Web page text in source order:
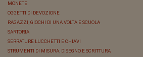
MONETE
OGGETTI DI DEVOZIONE
RAGAZZI, GIOCHI DI UNA VOLTA E SCUOLA
SARTORIA
SERRATURE LUCCHETTI E CHIAVI
STRUMENTI DI MISURA, DISEGNO E SCRITTURA